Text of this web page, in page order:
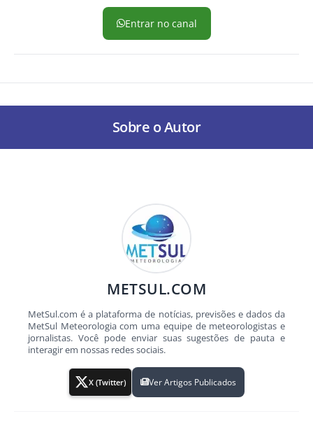
Entrar no canal
Sobre o Autor
METSUL.COM
MetSul.com é a plataforma de notícias, previsões e dados da
MetSul Meteorologia com uma equipe de meteorologistas e
jornalistas. Você pode enviar suas sugestões de pauta e
interagir em nossas redes sociais.
X (Twitter) Ver Artigos Publicados